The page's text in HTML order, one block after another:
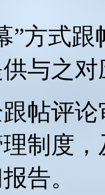
”方式
与之
跟帖评
制度
告。